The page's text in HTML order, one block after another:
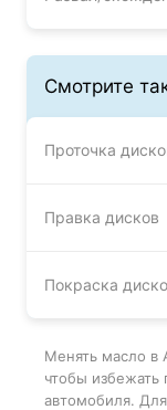
Смотрите
Проточка
Правка дисков
Покраска
Менять масло в
чтобы избежать
автомобиля.